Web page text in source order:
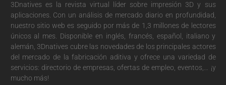
3Dnatives es la revista virtual líder sobre impresión 3D y sus
aplicaciones. Con un análisis de mercado diario en profundidad,
nuestro sitio web es seguido por más de 1,3 millones de lectores
únicos al mes. Disponible en inglés, francés, español, italiano y
alemán, 3Dnatives cubre las novedades de los principales actores
del mercado de la fabricación aditiva y ofrece una variedad de
servicios: directorio de empresas, ofertas de empleo, eventos,… ¡y
mucho más!